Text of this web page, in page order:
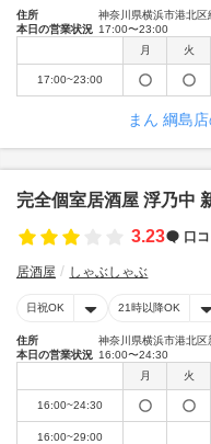
住所
神奈川県横浜市港北区
本日の営業状況 17:00〜23:00
月
火
17:00~23:00
まん 綱島
完全個室居酒屋 浮乃中
3.23
口コ
居酒屋 しゃぶしゃぶ
日祝OK 21時以降OK
住所
神奈川県横浜市港北区
本日の営業状況 16:00〜24:30
月
火
16:00~24:30
16:00~29:00